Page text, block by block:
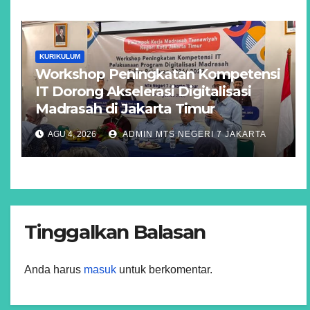
KURIKULUM
Workshop Peningkatan Kompetensi
IT Dorong Akselerasi Digitalisasi
Madrasah di Jakarta Timur
AGU 4, 2026 ADMIN MTS NEGERI 7 JAKARTA
Tinggalkan Balasan
Anda harus masuk untuk berkomentar.